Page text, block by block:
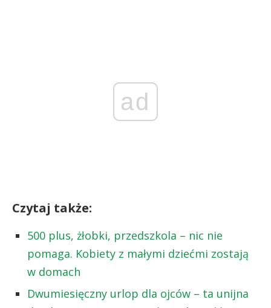
ad
Czytaj także:
500 plus, żłobki, przedszkola – nic nie
pomaga. Kobiety z małymi dziećmi zostają
w domach
Dwumiesięczny urlop dla ojców – ta unijna